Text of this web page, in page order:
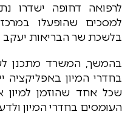
לרפואה דחופה ישדרו
למסכים שהופעלו
בלשכת שר הבריאות יעקב
בהמשך, המשרד מתכנן
בחדרי המיון באפליקציה
שכל אחד שהוזמן למיון
העומסים בחדרי המיון